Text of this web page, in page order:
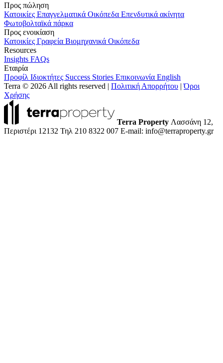
Προς πώληση
Κατοικίες Επαγγελματικά Οικόπεδα Επενδυτικά ακίνητα
Φωτοβολταϊκά πάρκα
Προς ενοικίαση
Κατοικίες Γραφεία Βιομηχανικά Οικόπεδα
Resources
Insights FAQs
Εταιρία
Προφίλ Ιδιοκτήτες Success Stories Επικοινωνία English
Terra © 2026 All rights reserved | Πολιτική Απορρήτου |Όροι
Χρήσης
Terra Property Λασσάνη 12,
Περιστέρι 12132 Τηλ 210 8322 007 E-mail: info@terraproperty.gr